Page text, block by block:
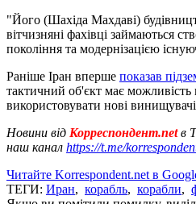
"Його (Шахіда Махдаві)
вітчизняні фахівці займаються
покоління та модернізацією
Раніше Іран вперше показав
тактичний об'єкт має можливість
використовувати нові
Новини від Корреспондент.netв
наш канал https://t.me/
Читайте Korrespondent.net в
ТЕГИ: Иран, корабль, корабли,